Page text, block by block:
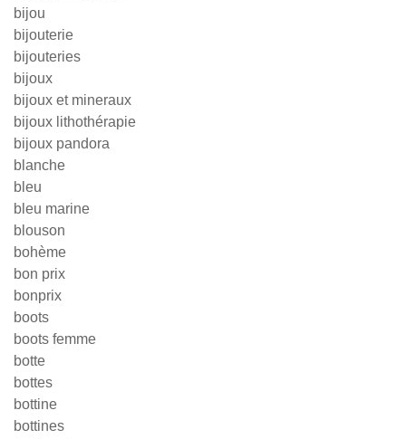
bijou
bijouterie
bijouteries
bijoux
bijoux et mineraux
bijoux lithothérapie
bijoux pandora
blanche
bleu
bleu marine
blouson
bohème
bon prix
bonprix
boots
boots femme
botte
bottes
bottine
bottines